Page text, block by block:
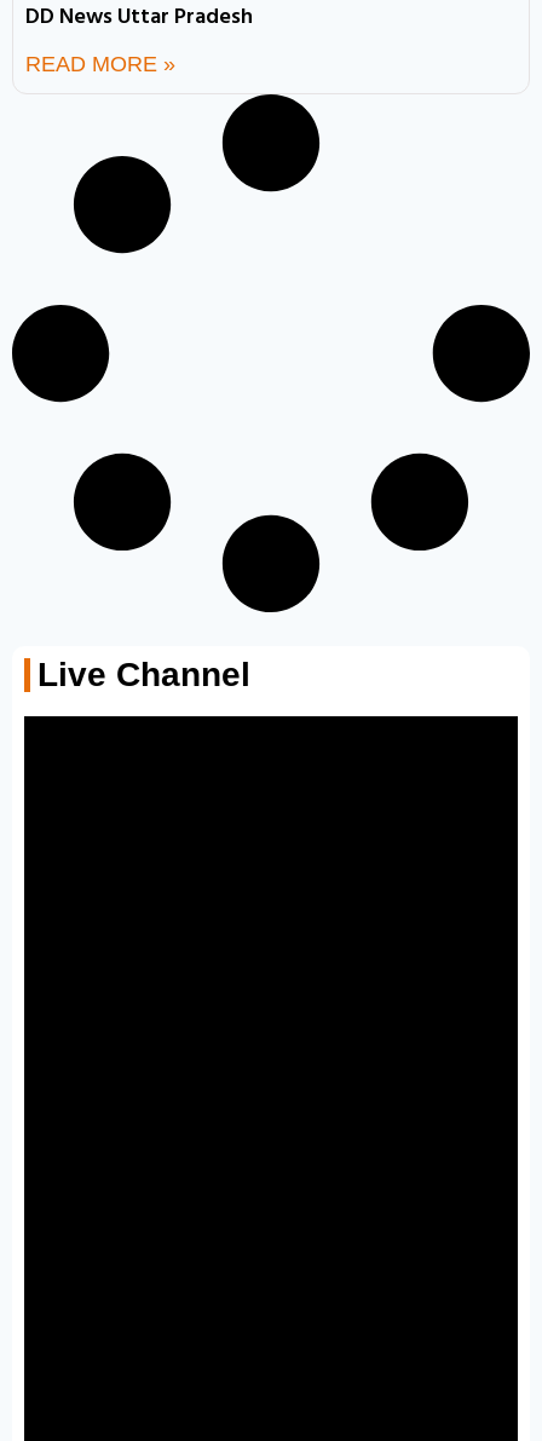
DD News Uttar Pradesh
READ MORE »
Live Channel